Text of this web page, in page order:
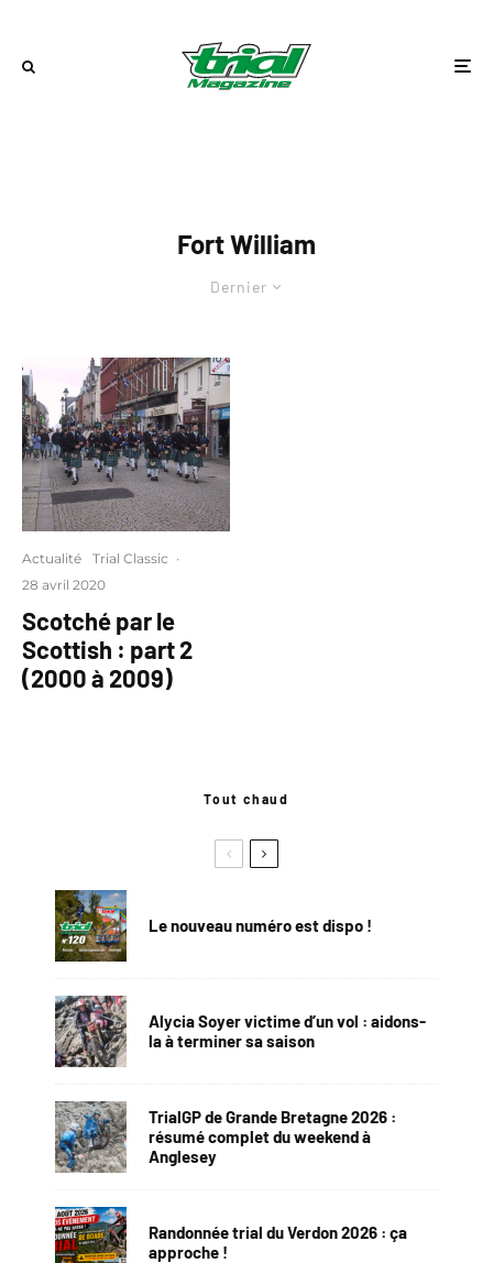
Fort William
Dernier
Actualité Trial Classic ·
28 avril 2020
Scotché par le
Scottish : part 2
(2000 à 2009)
Tout chaud
Le nouveau numéro est dispo !
Alycia Soyer victime d’un vol : aidons-
la à terminer sa saison
TrialGP de Grande Bretagne 2026 :
résumé complet du weekend à
Anglesey
Randonnée trial du Verdon 2026 : ça
approche !